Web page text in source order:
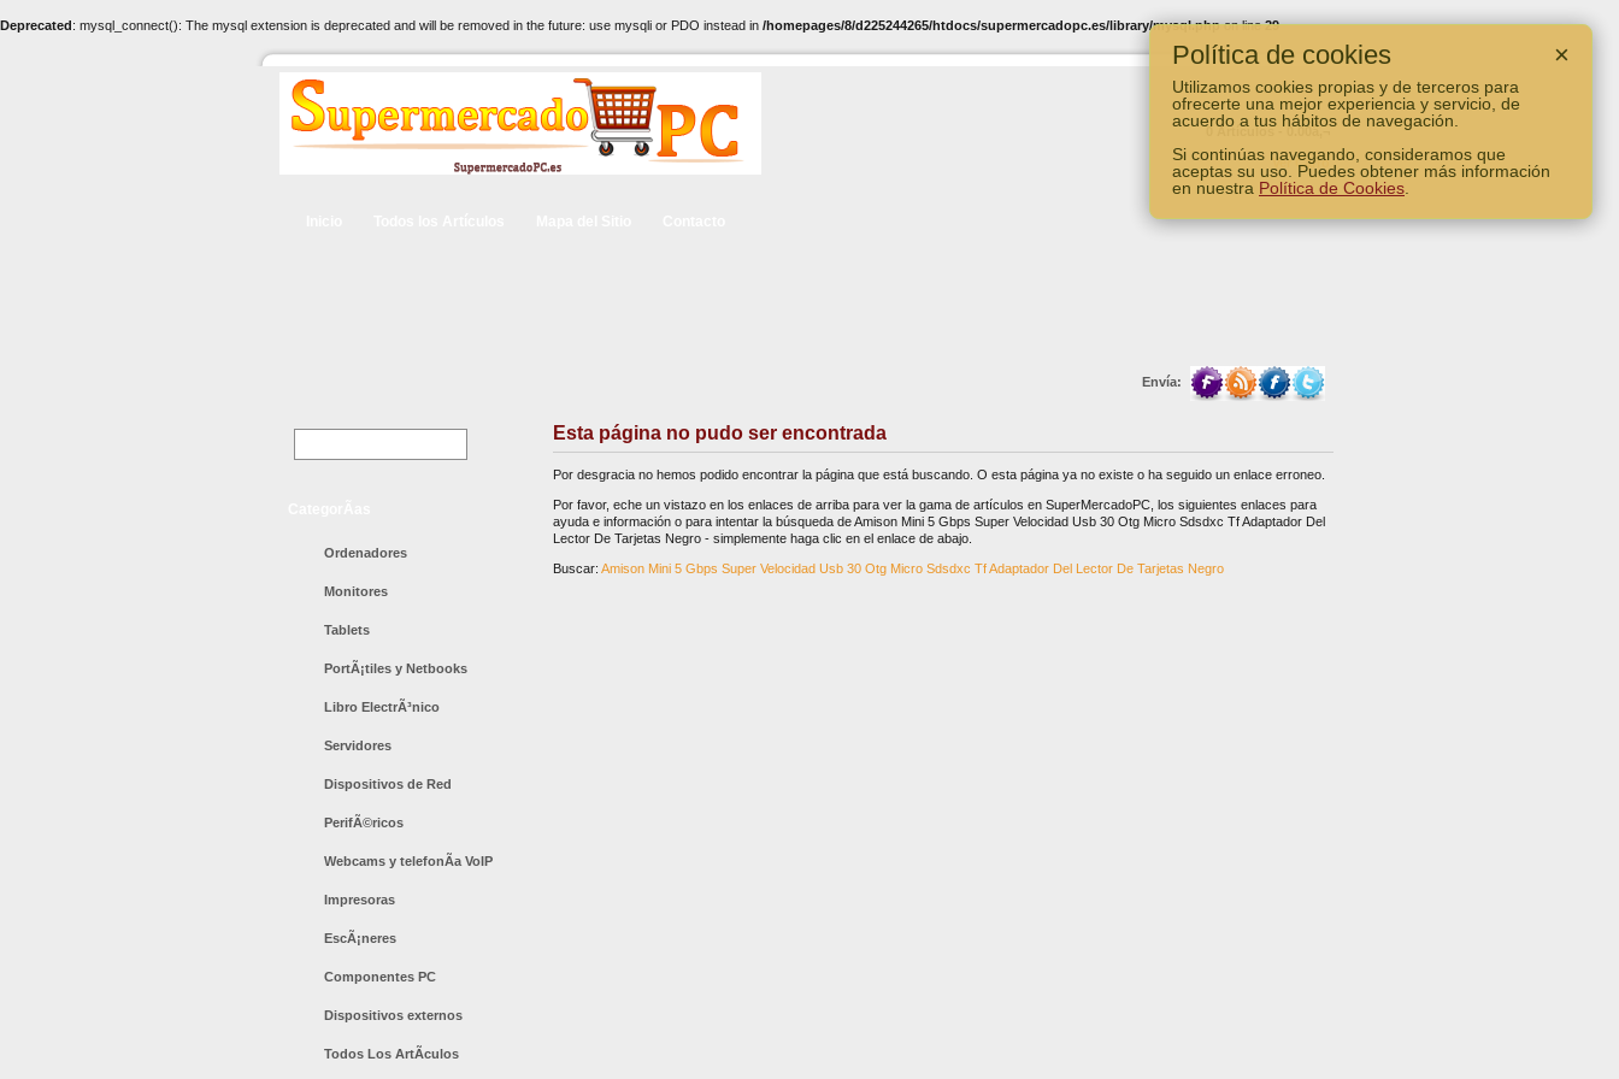
×
Política de cookies
Utilizamos cookies propias y de terceros para
ofrecerte una mejor experiencia y servicio, de
acuerdo a tus hábitos de navegación.
Si continúas navegando, consideramos que
aceptas su uso. Puedes obtener más información
en nuestra Política de Cookies
Deprecated: mysql_connect(): The mysql extension is deprecated and will be removed in the future: use mysqli or PDO instead in /homepages/8/d225244265/htdocs/supermercadopc.es/library/mysql.phpon line29
0 Artículos - 0.00â‚¬
Ver Carro
Envía:
Ordenadores
Monitores
Tablets
PortÃ¡tiles y Netbooks
Libro ElectrÃ³nico
Servidores
Dispositivos de Red
PerifÃ©ricos
Webcams y telefonÃ­a VoIP
Impresoras
EscÃ¡neres
Componentes PC
Dispositivos externos
Todos Los ArtÃ­culos
Esta página no pudo ser encontrada
Por desgracia no hemos podido encontrar la página que está buscando. O esta página ya no existe o ha seguido un enlace erroneo.
Por favor, eche un vistazo en los enlaces de arriba para ver la gama de artículos en SuperMercadoPC, los siguientes enlaces para
ayuda e información o para intentar la búsqueda de Amison Mini 5 Gbps Super Velocidad Usb 30 Otg Micro Sdsdxc Tf Adaptador Del
Lector De Tarjetas Negro - simplemente haga clic en el enlace de abajo.
Buscar: Amison Mini 5 Gbps Super Velocidad Usb 30 Otg Micro Sdsdxc Tf Adaptador Del Lector De Tarjetas Negro